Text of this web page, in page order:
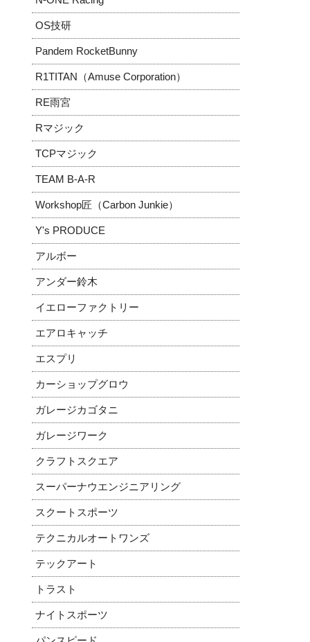
OS技研
Pandem RocketBunny
R1TITAN（Amuse Corporation）
RE雨宮
Rマジック
TCPマジック
TEAM B-A-R
Workshop匠（Carbon Junkie）
Y's PRODUCE
アルボー
アンダー鈴木
イエローファクトリー
エアロキャッチ
エスプリ
カーショップグロウ
ガレージカゴタニ
ガレージワーク
クラフトスクエア
スーパーナウエンジニアリング
スクートスポーツ
テクニカルオートワンズ
テックアート
トラスト
ナイトスポーツ